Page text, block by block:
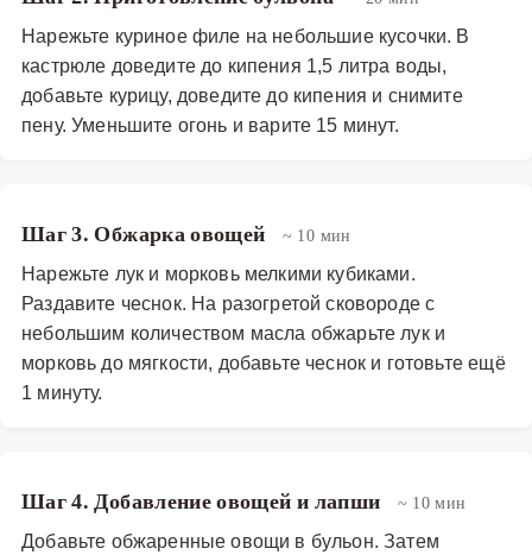
Нарежьте куриное филе на небольшие кусочки. В
кастрюле доведите до кипения 1,5 литра воды,
добавьте курицу, доведите до кипения и снимите
пену. Уменьшите огонь и варите 15 минут.
Шаг 3. Обжарка овощей ~ 10 мин
Нарежьте лук и морковь мелкими кубиками.
Раздавите чеснок. На разогретой сковороде с
небольшим количеством масла обжарьте лук и
морковь до мягкости, добавьте чеснок и готовьте ещё
1 минуту.
Шаг 4. Добавление овощей и лапши ~ 10 мин
Добавьте обжаренные овощи в бульон. Затем